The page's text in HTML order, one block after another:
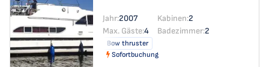
Jahr:2007 Kabinen:2
Max. Gäste:4 Badezimmer:2
Bow thruster
Sofortbuchung